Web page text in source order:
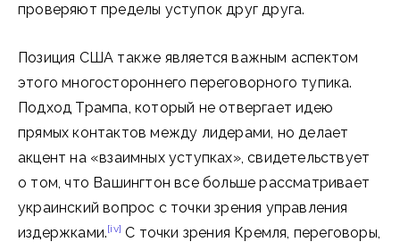
проверяют пределы уступок друг друга.
Позиция США также является важным аспектом
этого многостороннего переговорного тупика.
Подход Трампа, который не отвергает идею
прямых контактов между лидерами, но делает
акцент на «взаимных уступках», свидетельствует
о том, что Вашингтон все больше рассматривает
украинский вопрос с точки зрения управления
издержками.[iv] С точки зрения Кремля, переговоры,